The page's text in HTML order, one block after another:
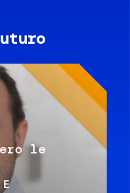
le
E